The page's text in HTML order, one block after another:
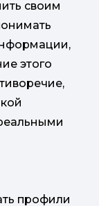
своим
этого
профили